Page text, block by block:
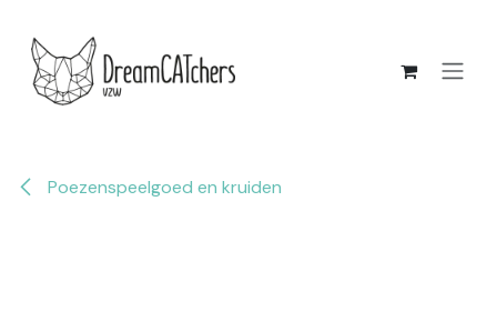
Poezenspeelgoed en kruiden